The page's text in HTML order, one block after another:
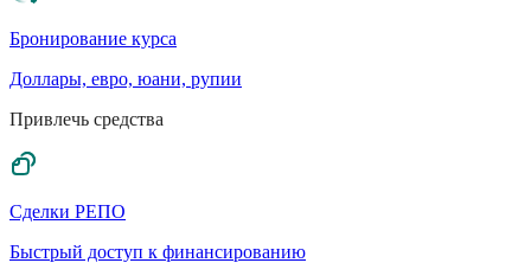
Бронирование курса
Доллары, евро, юани, рупии
Привлечь средства
Сделки РЕПО
Быстрый доступ к финансированию